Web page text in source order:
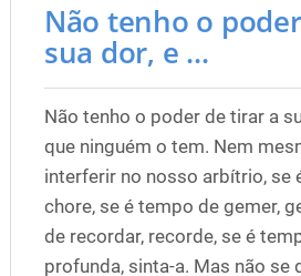
Não tenho o
sua dor, e ...
Não tenho o poder de tirar a
que ninguém o tem. Nem
interferir no nosso arbítrio, se
chore, se é tempo de gemer,
de recordar, recorde, se é
profunda, sinta-a. Mas não se